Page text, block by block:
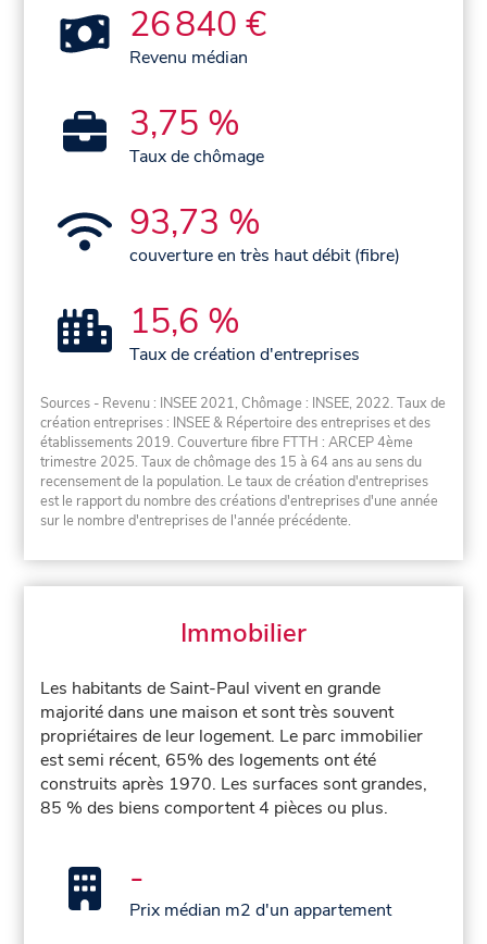
26 840 €
Revenu médian
3,75 %
Taux de chômage
93,73 %
couverture en très haut débit (fibre)
15,6 %
Taux de création d'entreprises
Sources - Revenu : INSEE 2021, Chômage : INSEE, 2022. Taux de
création entreprises : INSEE & Répertoire des entreprises et des
établissements 2019. Couverture fibre FTTH : ARCEP 4ème
trimestre 2025. Taux de chômage des 15 à 64 ans au sens du
recensement de la population. Le taux de création d'entreprises
est le rapport du nombre des créations d'entreprises d'une année
sur le nombre d'entreprises de l'année précédente.
Immobilier
Les habitants de Saint-Paul vivent en grande
majorité dans une maison et sont très souvent
propriétaires de leur logement. Le parc immobilier
est semi récent, 65% des logements ont été
construits après 1970. Les surfaces sont grandes,
85 % des biens comportent 4 pièces ou plus.
-
Prix médian m2 d'un appartement